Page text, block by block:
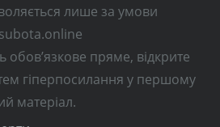
лише за умови
обов’язкове пряме, відкрите
гіперпосилання у першому
матеріал.